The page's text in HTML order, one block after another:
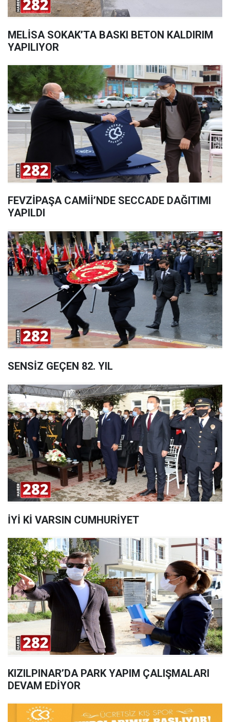
MELİSA SOKAK’TA BASKI BETON KALDIRIM
YAPILIYOR
FEVZİPAŞA CAMİİ’NDE SECCADE DAĞITIMI
YAPILDI
SENSİZ GEÇEN 82. YIL
İYİ Kİ VARSIN CUMHURİYET
KIZILPINAR’DA PARK YAPIM ÇALIŞMALARI
DEVAM EDİYOR